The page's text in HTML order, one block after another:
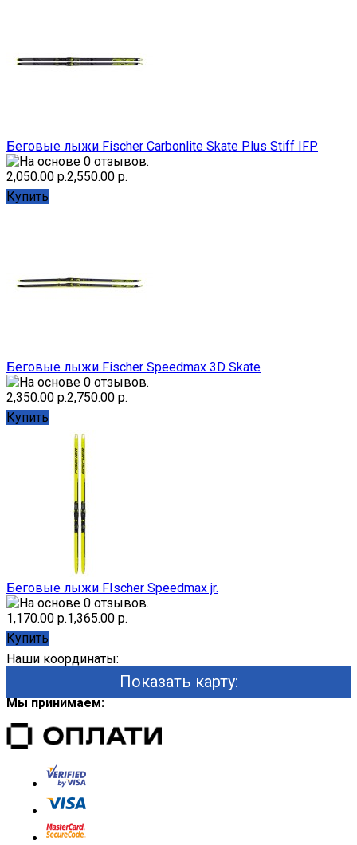
Беговые лыжи Fischer Carbonlite Skate Plus Stiff IFP
2,050.00 р.2,550.00 р.
Купить
Беговые лыжи Fischer Speedmax 3D Skate
2,350.00 р.2,750.00 р.
Купить
Беговые лыжи FIscher Speedmax jr.
1,170.00 р.1,365.00 р.
Купить
Наши координаты:
Показать карту:
Мы принимаем: